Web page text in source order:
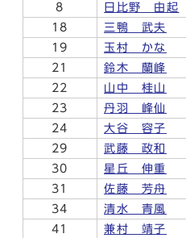
8
日比野 由起
18
三鴨 武夫
19
玉村 かな
21
鈴木 蘭峰
22
山中 桂山
23
丹羽 峰仙
24
大谷 容子
29
武藤 政和
30
星丘 伸重
31
佐藤 芳舟
34
清水 青風
41
兼村 靖子